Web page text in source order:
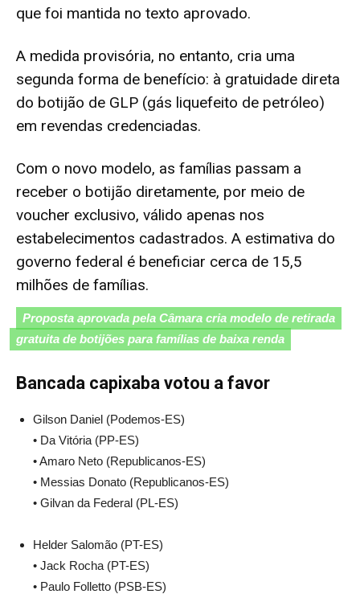
que foi mantida no texto aprovado.
A medida provisória, no entanto, cria uma
segunda forma de benefício: à gratuidade direta
do botijão de GLP (gás liquefeito de petróleo)
em revendas credenciadas.
Com o novo modelo, as famílias passam a
receber o botijão diretamente, por meio de
voucher exclusivo, válido apenas nos
estabelecimentos cadastrados. A estimativa do
governo federal é beneficiar cerca de 15,5
milhões de famílias.
Proposta aprovada pela Câmara cria modelo de retirada
gratuita de botijões para famílias de baixa renda
Bancada capixaba votou a favor
Gilson Daniel (Podemos-ES)
• Da Vitória (PP-ES)
• Amaro Neto (Republicanos-ES)
• Messias Donato (Republicanos-ES)
• Gilvan da Federal (PL-ES)
Helder Salomão (PT-ES)
• Jack Rocha (PT-ES)
• Paulo Folletto (PSB-ES)